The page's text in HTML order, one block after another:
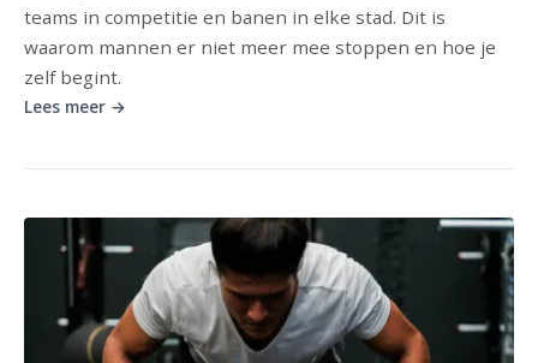
teams in competitie en banen in elke stad. Dit is
waarom mannen er niet meer mee stoppen en hoe je
zelf begint.
Lees meer →